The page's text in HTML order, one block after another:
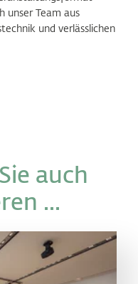
unser Team aus
und verlässlichen
auch
...